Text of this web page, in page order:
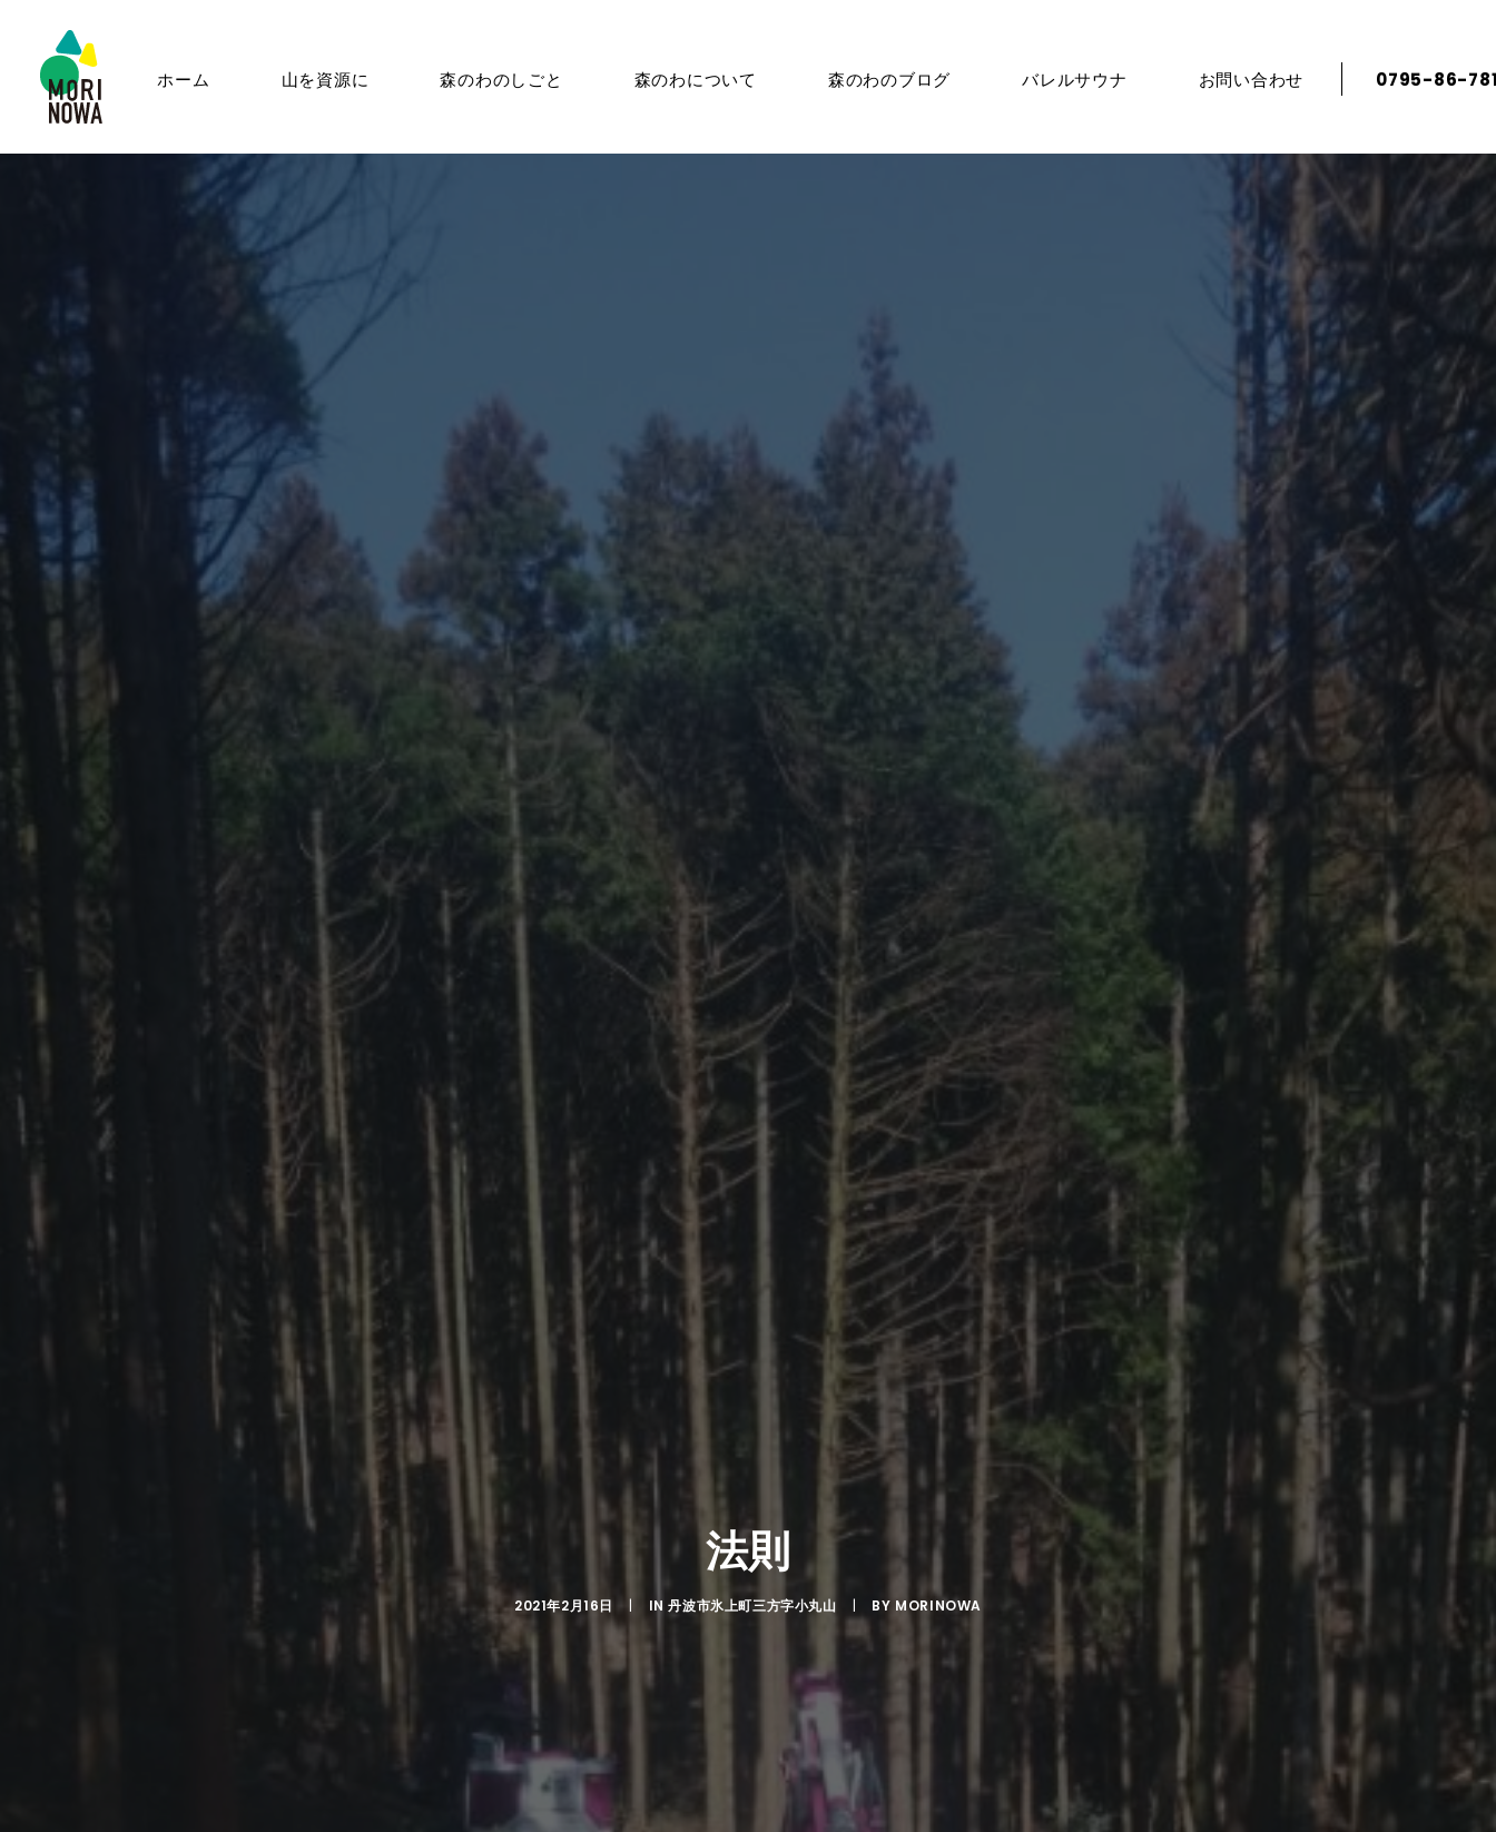
ホーム 山を資源に 森のわのしごと 森のわについて 森のわのブログ バレルサウナ お問い合わせ 0795-86-
法則
2021年2月16日 | IN丹波市氷上町三方字小丸山 | BY MORINOWA